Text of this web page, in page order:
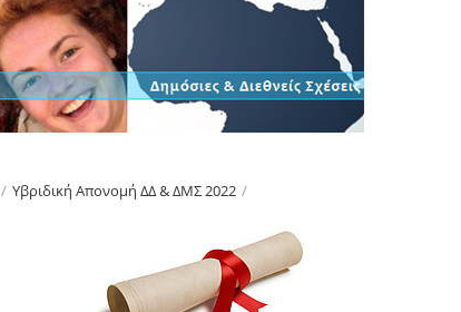
/ Υβριδική Απονομή ΔΔ & ΔΜΣ 2022 /